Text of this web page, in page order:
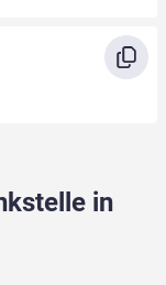
in